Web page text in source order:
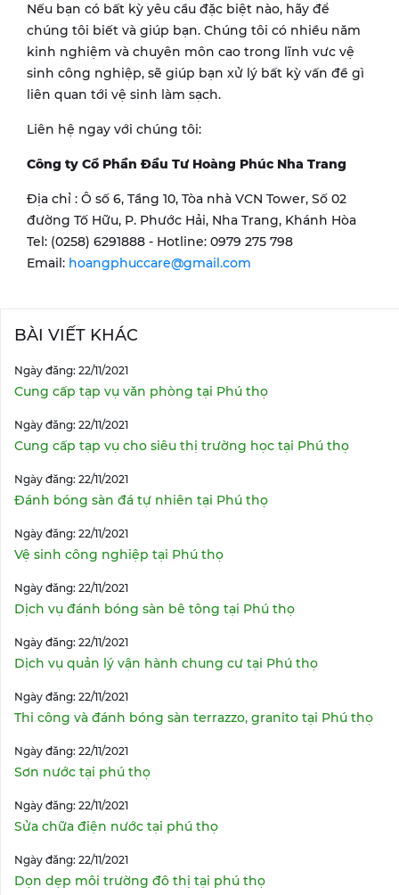
Nếu bạn có bất kỳ yêu cầu đặc biệt nào, hãy để
chúng tôi biết và giúp bạn. Chúng tôi có nhiều năm
kinh nghiệm và chuyên môn cao trong lĩnh vưc vệ
sinh công nghiệp, sẽ giúp bạn xử lý bất kỳ vấn đề gì
liên quan tới vệ sinh làm sạch.
Liên hệ ngay với chúng tôi:
Công ty Cổ Phần Đầu Tư Hoàng Phúc Nha Trang
Địa chỉ : Ô số 6, Tầng 10, Tòa nhà VCN Tower, Số 02
đường Tố Hữu, P. Phước Hải, Nha Trang, Khánh Hòa
Tel: (0258) 6291888 - Hotline: 0979 275 798
Email: hoangphuccare@gmail.com
BÀI VIẾT KHÁC
Ngày đăng: 22/11/2021
Cung cấp tạp vụ văn phòng tại Phú thọ
Ngày đăng: 22/11/2021
Cung cấp tạp vụ cho siêu thị trường học tại Phú thọ
Ngày đăng: 22/11/2021
Đánh bóng sàn đá tự nhiên tại Phú thọ
Ngày đăng: 22/11/2021
Vệ sinh công nghiệp tại Phú thọ
Ngày đăng: 22/11/2021
Dịch vụ đánh bóng sàn bê tông tại Phú thọ
Ngày đăng: 22/11/2021
Dịch vụ quản lý vận hành chung cư tại Phú thọ
Ngày đăng: 22/11/2021
Thi công và đánh bóng sàn terrazzo, granito tại Phú thọ
Ngày đăng: 22/11/2021
Sơn nước tại phú thọ
Ngày đăng: 22/11/2021
Sửa chữa điện nước tại phú thọ
Ngày đăng: 22/11/2021
Dọn dẹp môi trường đô thị tại phú thọ